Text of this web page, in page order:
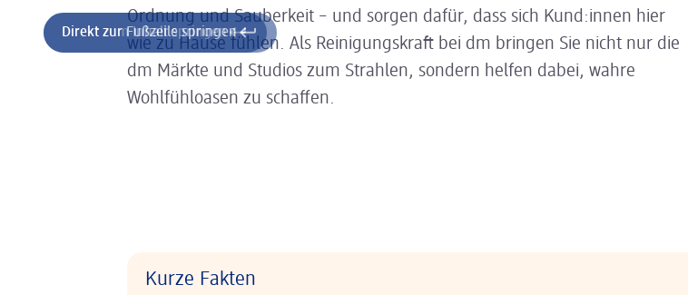
Direkt zum Inhalt springen
Direkt zur Fußzeile springen
Ordnung und Sauberkeit – und sorgen dafür, dass sich Kund:innen hier
wie zu Hause fühlen. Als Reinigungskraft bei dm bringen Sie nicht nur die
dm Märkte und Studios zum Strahlen, sondern helfen dabei, wahre
Wohlfühloasen zu schaffen.
Kurze Fakten